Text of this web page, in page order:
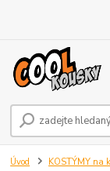
Úvod KOSTÝMY na